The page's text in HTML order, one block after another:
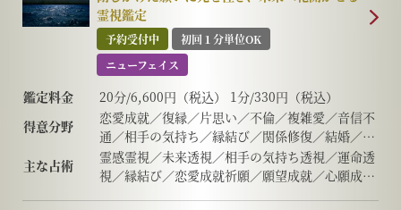
アニマルコミュニケーション 呪術 魂入・魂
抜 特殊占術 命名・改名 特殊念波 霊符
霊視鑑定
予約受付中
初回１分単位OK
ニューフェイス
鑑定料金
20分/6,600円（税込） 1分/330円（税込）
得意分野
恋愛成就／復縁／片思い／不倫／複雑愛／音信不
通／相手の気持ち／縁結び／関係修復／結婚／離
婚／夫婦問題／家庭問題／仕事／転職／人間関係
／人生相談／未来の選択／運命好転／願望成就／
主な占術
霊感霊視／未来透視／相手の気持ち透視／運命透
視／縁結び／恋愛成就祈願／願望成就／心願成就